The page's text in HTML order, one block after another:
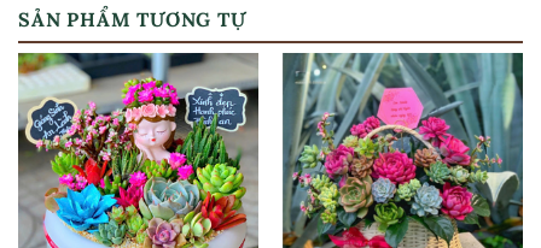
SẢN PHẨM TƯƠNG TỰ